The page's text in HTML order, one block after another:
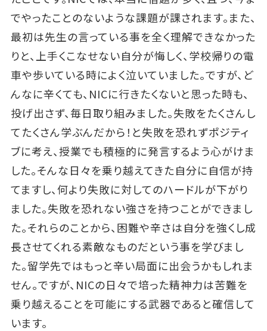
でやったことのないような課題が課されます。また、
最初は先生の言っている事を全く理解できなかった
りと、上手くこなせない自分が悔しく、学校帰りの電
車や歩いている時によく泣いていました。ですが、ど
んなに辛くても、NICに行きたくないと思った時も、
投げ出さず、毎日取り組みました。失敗をたくさんし
てたくさん学ぶんだから！と失敗を恐れずポジティ
ブに考え、授業でも積極的に発言するよう心がけま
した。そんな日々を乗り越えてきた自分に自信が持
てますし、何より失敗に対してのハードルが下がり
ました。失敗を恐れない強さを持つことができまし
た。それらのことから、困難や辛さは自分を強くし成
長させてくれる素敵なものだという事を学びまし
た。留学先ではもっと辛い局面に出会うかもしれま
せん。ですが、NICの日々で培った精神力は苦難を
乗り越えることを可能にする武器であると確信して
います。